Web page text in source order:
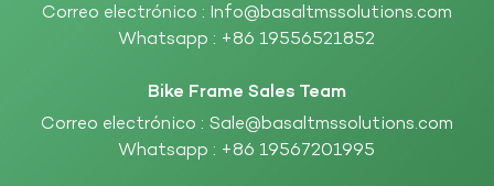
Correo electrónico : Info@basaltmssolutions.com
Whatsapp : +86 19556521852
Bike Frame Sales Team
Correo electrónico : Sale@basaltmssolutions.com
Whatsapp : +86 19567201995